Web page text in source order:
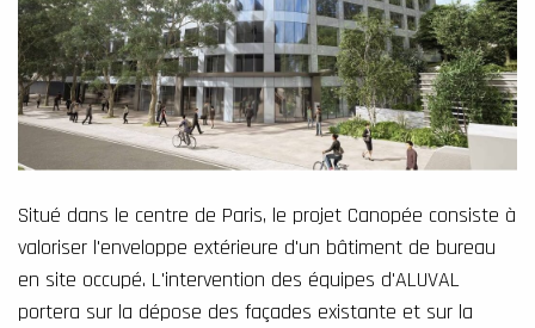
Situé dans le centre de Paris, le projet Canopée consiste à
valoriser l'enveloppe extérieure d'un bâtiment de bureau
en site occupé. L'intervention des équipes d'ALUVAL
portera sur la dépose des façades existante et sur la